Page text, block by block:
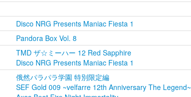
Disco NRG Presents Maniac Fiesta 1
Pandora Box Vol. 8
TMD ザ☆ミーハー 12 Red Sapphire
Disco NRG Presents Maniac Fiesta 1
俄然パラパラ学園 特別限定編
SEF Gold 009 ~velfarre 12th Anniversary The Legend~